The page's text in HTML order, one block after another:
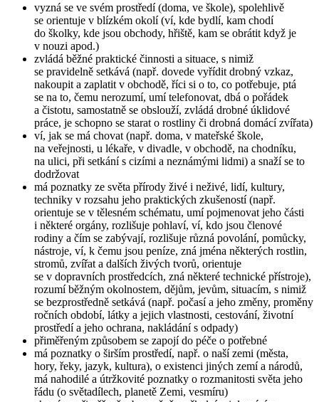
vyzná se ve svém prostředí (doma, ve škole), spolehlivě
se orientuje v blízkém okolí (ví, kde bydlí, kam chodí
do školky, kde jsou obchody, hřiště, kam se obrátit když je
v nouzi apod.)
zvládá běžné praktické činnosti a situace, s nimiž
se pravidelně setkává (např. dovede vyřídit drobný vzkaz,
nakoupit a zaplatit v obchodě, říci si o to, co potřebuje, ptá
se na to, čemu nerozumí, umí telefonovat, dbá o pořádek
a čistotu, samostatně se obslouží, zvládá drobné úklidové
práce, je schopno se starat o rostliny či drobná domácí zvířata)
ví, jak se má chovat (např. doma, v mateřské škole,
na veřejnosti, u lékaře, v divadle, v obchodě, na chodníku,
na ulici, při setkání s cizími a neznámými lidmi) a snaží se to
dodržovat
má poznatky ze světa přírody živé i neživé, lidí, kultury,
techniky v rozsahu jeho praktických zkušeností (např.
orientuje se v tělesném schématu, umí pojmenovat jeho části
i některé orgány, rozlišuje pohlaví, ví, kdo jsou členové
rodiny a čím se zabývají, rozlišuje různá povolání, pomůcky,
nástroje, ví, k čemu jsou peníze, zná jména některých rostlin,
stromů, zvířat a dalších živých tvorů, orientuje
se v dopravních prostředcích, zná některé technické přístroje),
rozumí běžným okolnostem, dějům, jevům, situacím, s nimiž
se bezprostředně setkává (např. počasí a jeho změny, proměny
ročních období, látky a jejich vlastnosti, cestování, životní
prostředí a jeho ochrana, nakládání s odpady)
přiměřeným způsobem se zapojí do péče o potřebné
má poznatky o širším prostředí, např. o naší zemi (města,
hory, řeky, jazyk, kultura), o existenci jiných zemí a národů,
má nahodilé a útržkovité poznatky o rozmanitosti světa jeho
řádu (o světadílech, planetě Zemi, vesmíru)